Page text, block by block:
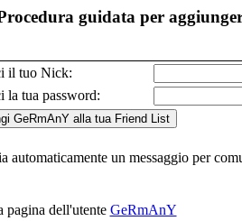
guidata per
il tuo Nick:
la tua password:
automaticamente un messaggio per
pagina dell'utente GeRmAnY